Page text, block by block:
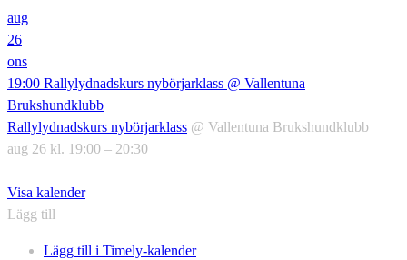
aug
26
ons
19:00 Rallylydnadskurs nybörjarklass @ Vallentuna
Brukshundklubb
Rallylydnadskurs nybörjarklass @ Vallentuna Brukshundklubb
aug 26 kl. 19:00 – 20:30
Visa kalender
Lägg till
Lägg till i Timely-kalender